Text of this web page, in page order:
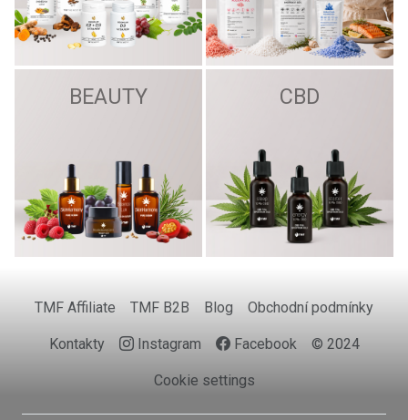
BEAUTY CBD
TMF Affiliate TMF B2B Blog Obchodní podmínky
Kontakty Instagram Facebook © 2024
Cookie settings